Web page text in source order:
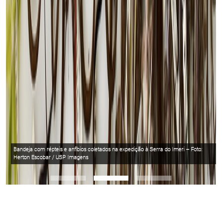
Bandeja com répteis e anfíbios coletados na expedição à Serra do Imeri – Foto:
Herton Escobar / USP Imagens